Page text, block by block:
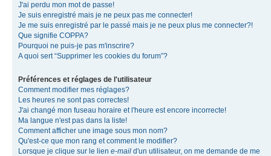
J'ai perdu mon mot de passe!
Je suis enregistré mais je ne peux pas me connecter!
Je me suis enregistré par le passé mais je ne peux plus me connecter?!
Que signifie COPPA?
Pourquoi ne puis-je pas m'inscrire?
A quoi sert “Supprimer les cookies du forum”?
Préférences et réglages de l'utilisateur
Comment modifier mes réglages?
Les heures ne sont pas correctes!
J'ai changé mon fuseau horaire et l'heure est encore incorrecte!
Ma langue n'est pas dans la liste!
Comment afficher une image sous mon nom?
Qu'est-ce que mon rang et comment le modifier?
Lorsque je clique sur le lien e-mail d'un utilisateur, on me demande de me